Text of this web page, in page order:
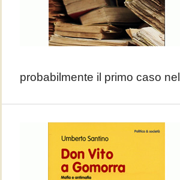
probabilmente il primo caso